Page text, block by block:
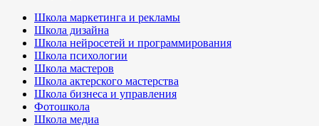
Школа маркетинга и рекламы
Школа дизайна
Школа нейросетей и программирования
Школа психологии
Школа мастеров
Школа актерского мастерства
Школа бизнеса и управления
Фотошкола
Школа медиа